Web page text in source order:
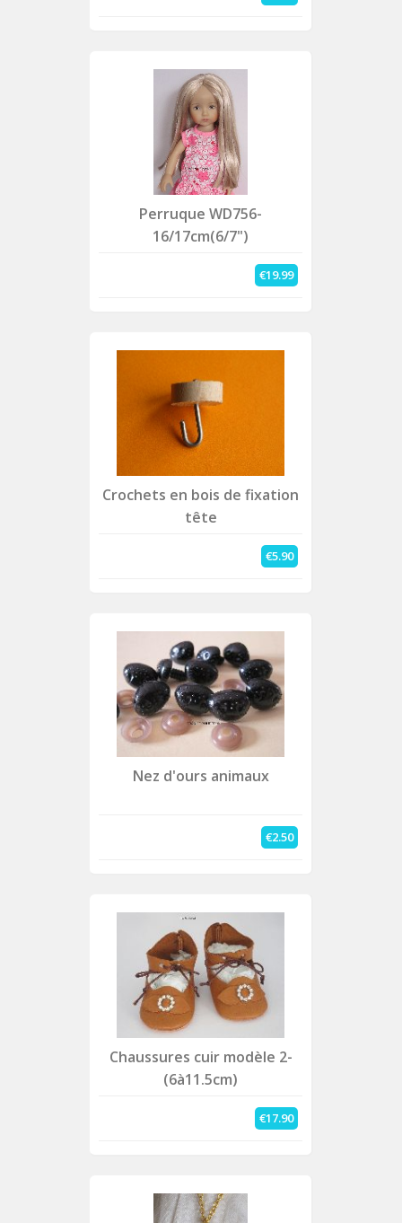
Perruque WD756-
16/17cm(6/7")
€19.99
Crochets en bois de fixation
tête
€5.90
Nez d'ours animaux
€2.50
Chaussures cuir modèle 2-
(6à11.5cm)
€17.90